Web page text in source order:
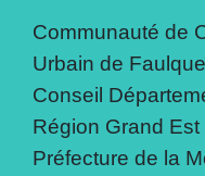
Communauté de
Urbain de
Conseil
Région Grand Est
Préfecture de la